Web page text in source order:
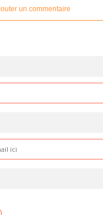
un commentaire